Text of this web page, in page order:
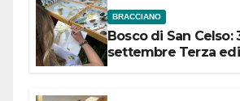
BRACCIANO
Bosco di San Celso:
settembre Terza